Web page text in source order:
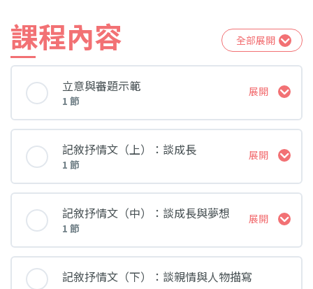
課程內容 全部展開
立意與審題示範
1 節
展開
課堂 內容
試以「談自由」或「談紀律」為題，寫作文章一
記敘抒情文（上）：談成長
1 節
展開
課堂 內容
試以「經過這件事，我明白因一時意氣而任意妄
記敘抒情文（中）：談成長與夢想
1 節
展開
課堂 內容
記敘抒情文（下）：談親情與人物描寫